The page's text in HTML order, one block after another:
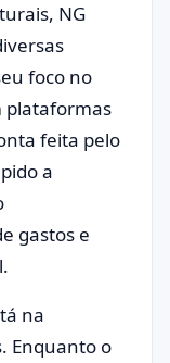
NG
foco no
plataformas
feita pelo
a
gastos e
na
Enquanto o